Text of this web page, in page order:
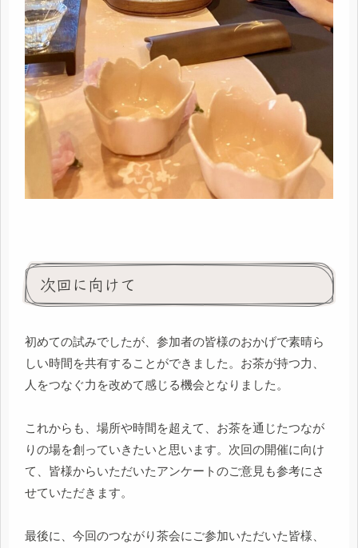
次回に向けて
初めての試みでしたが、参加者の皆様のおかげで素晴ら
しい時間を共有することができました。お茶が持つ力、
人をつなぐ力を改めて感じる機会となりました。
これからも、場所や時間を超えて、お茶を通じたつなが
りの場を創っていきたいと思います。次回の開催に向け
て、皆様からいただいたアンケートのご意見も参考にさ
せていただきます。
最後に、今回のつながり茶会にご参加いただいた皆様、